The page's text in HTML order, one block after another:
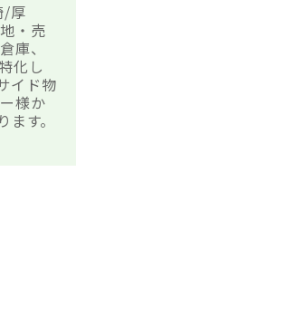
/厚
・売
庫、
化し
イド物
様か
す。